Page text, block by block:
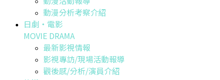
動漫分析考察介紹
日劇・電影
MOVIE DRAMA
最新影視情報
影視專訪/現場活動報導
觀後感/分析/演員介紹